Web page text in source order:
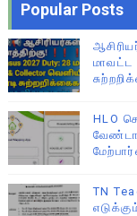
Popular Posts
மாவட்ட
HLO
TN